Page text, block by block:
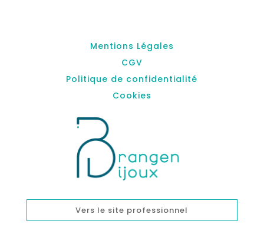
Mentions Légales
CGV
Politique de confidentialité
Cookies
Vers le site professionnel